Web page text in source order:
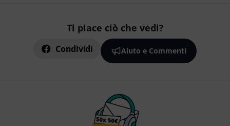
Ti piace ciò che vedi?
Condividi Aiuto e Commenti